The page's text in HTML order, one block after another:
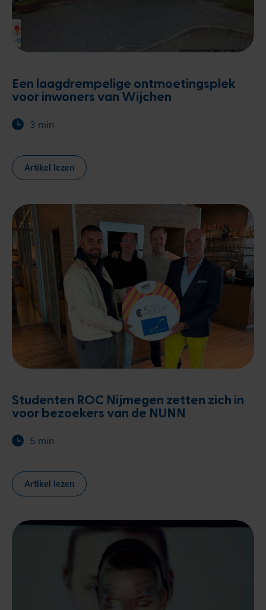
Een laagdrempelige ontmoetingsplek
voor inwoners van Wijchen
3 min
Artikel lezen
Studenten ROC Nijmegen zetten zich in
voor bezoekers van de NUNN
5 min
Artikel lezen